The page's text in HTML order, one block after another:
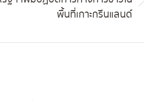
พื้นที่เกาะกรีนแลนด์